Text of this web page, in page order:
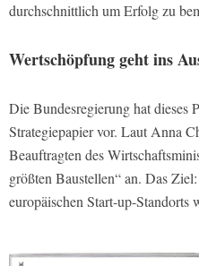
durchschnittlich um Erfolg zu
Wertschöpfung geht ins
Die Bundesregierung hat dieses
Strategiepapier vor. Laut Anna
Beauftragten des
größten Baustellen“ an. Das
europäischen Start-up-Standorts